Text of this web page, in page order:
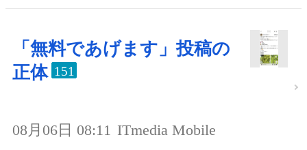
「無料であげます」投稿の
正体 151
08月06日 08:11 ITmedia Mobile